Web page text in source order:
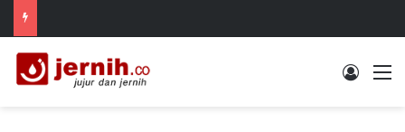
Log In